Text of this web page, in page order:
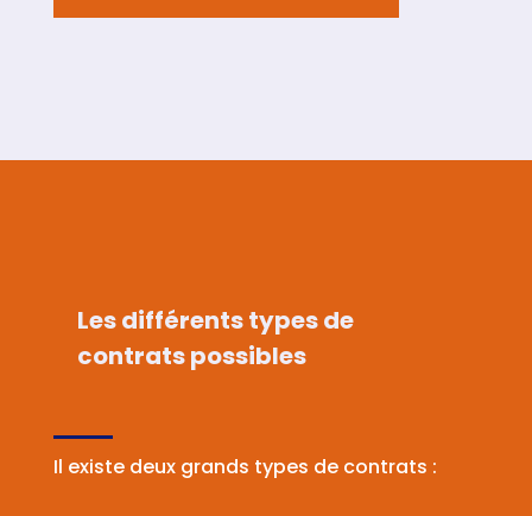
Les différents types de
contrats possibles
Il existe deux grands types de contrats :